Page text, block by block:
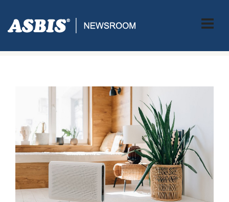
ASBIS CROATIA PRESS> AENO – NOVI BRAND MALIH
KUĆANSKIH APARATA VEĆ JE OSVOJIO KUPCE